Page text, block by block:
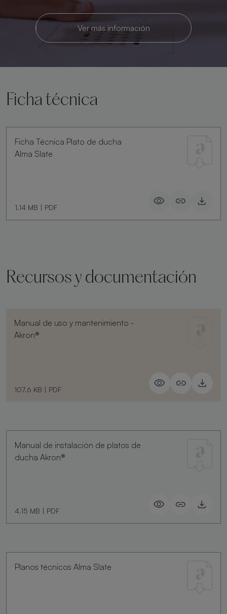
Ver más información
Ficha técnica
Ficha Técnica Plato de ducha
Alma Slate
1.14 MB | PDF
Recursos y documentación
Manual de uso y mantenimiento -
Akron®
107.6 KB | PDF
Manual de instalación de platos de
ducha Akron®
4.15 MB | PDF
Planos técnicos Alma Slate